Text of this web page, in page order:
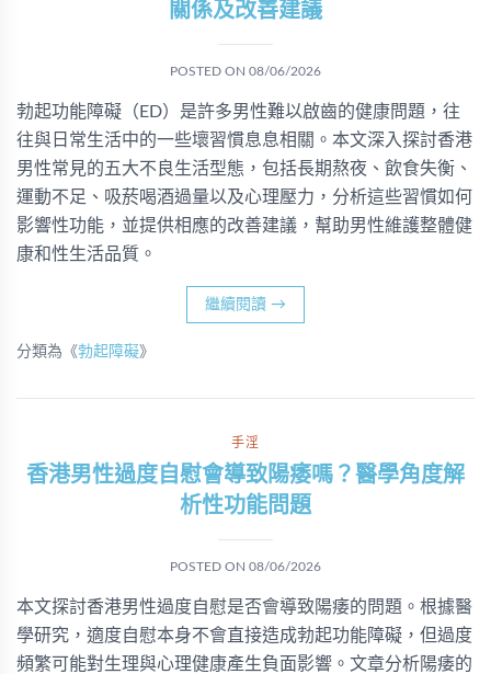
關係及改善建議
POSTED ON 08/06/2026
勃起功能障礙（ED）是許多男性難以啟齒的健康問題，往
往與日常生活中的一些壞習慣息息相關。本文深入探討香港
男性常見的五大不良生活型態，包括長期熬夜、飲食失衡、
運動不足、吸菸喝酒過量以及心理壓力，分析這些習慣如何
影響性功能，並提供相應的改善建議，幫助男性維護整體健
康和性生活品質。
繼續閱讀 →
分類為《勃起障礙》
手淫
香港男性過度自慰會導致陽痿嗎？醫學角度解
析性功能問題
POSTED ON 08/06/2026
本文探討香港男性過度自慰是否會導致陽痿的問題。根據醫
學研究，適度自慰本身不會直接造成勃起功能障礙，但過度
頻繁可能對生理與心理健康產生負面影響。文章分析陽痿的